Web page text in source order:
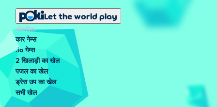
Let the world play
लोकप्रिय
कार गेम्स
.io गेम्स
2 खिलाड़ी का खेल
पजल का खेल
ड्रेस उप का खेल
सभी खेल